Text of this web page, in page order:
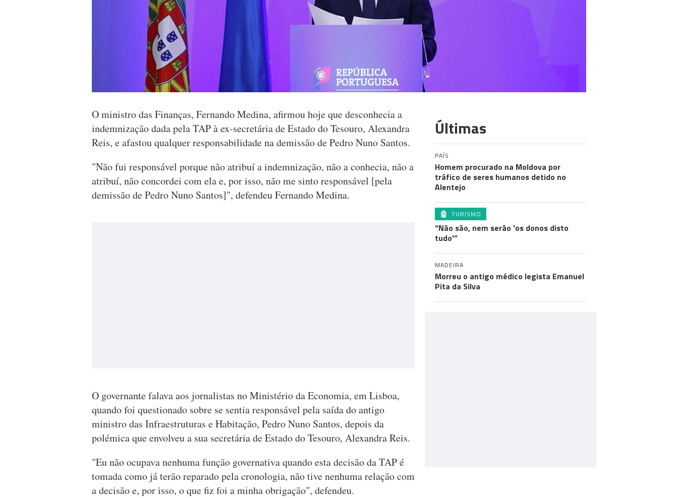
O ministro das Finanças, Fernando Medina, afirmou hoje que desconhecia a
indemnização dada pela TAP à ex-secretária de Estado do Tesouro, Alexandra
Reis, e afastou qualquer responsabilidade na demissão de Pedro Nuno Santos.
"Não fui responsável porque não atribuí a indemnização, não a conhecia, não a
atribuí, não concordei com ela e, por isso, não me sinto responsável [pela
demissão de Pedro Nuno Santos]", defendeu Fernando Medina.
O governante falava aos jornalistas no Ministério da Economia, em Lisboa,
quando foi questionado sobre se sentia responsável pela saída do antigo
ministro das Infraestruturas e Habitação, Pedro Nuno Santos, depois da
polémica que envolveu a sua secretária de Estado do Tesouro, Alexandra Reis.
"Eu não ocupava nenhuma função governativa quando esta decisão da TAP é
tomada como já terão reparado pela cronologia, não tive nenhuma relação com
a decisão e, por isso, o que fiz foi a minha obrigação", defendeu.
Últimas
PAÍS
Homem procurado na Moldova por
tráfico de seres humanos detido no
Alentejo
TURISMO
“Não são, nem serão 'os donos disto
tudo'”
MADEIRA
Morreu o antigo médico legista Emanuel
Pita da Silva